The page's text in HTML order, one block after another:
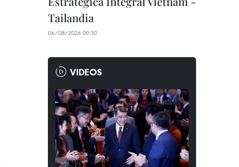
Tailandia
06/08/2026 00:30
VIDEOS